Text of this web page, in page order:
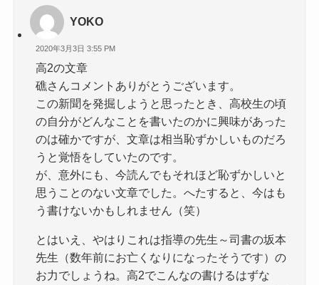
YOKO
2020年3月3日 3:55 PM
高2の文章
礁さんコメントありがとうございます。
この新聞を発掘しようと思ったとき、高校生の頃
の自分がどんなことを書いたのかに興味があった
のは確かですが、文章は相当恥ずかしいものだろ
うと覚悟をしていたのです。
が、意外にも、今読んでもそれほど恥ずかしいと
思うことのない文章でした。へたすると、今はも
う書けないかもしれません（笑）
とはいえ、やはりこれは指導の先生～司書の坂本
先生（数年前にお亡くなりになったそうです）の
お力でしょうね。高2でこんなの書けるはずな